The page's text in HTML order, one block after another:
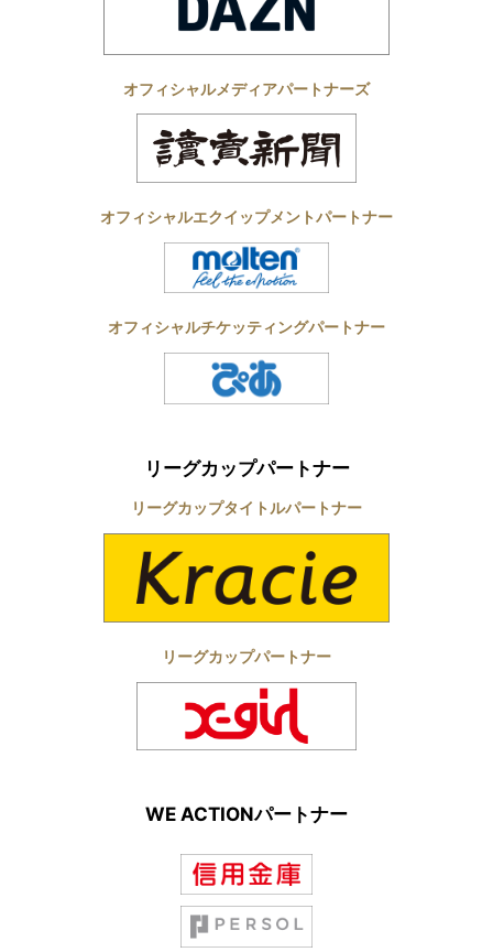
オフィシャルメディアパートナーズ
オフィシャルエクイップメントパートナー
オフィシャルチケッティングパートナー
リーグカップパートナー
リーグカップタイトルパートナー
リーグカップパートナー
WE ACTIONパートナー